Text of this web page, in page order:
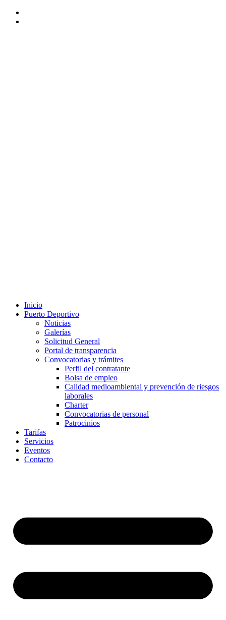
Inicio
Puerto Deportivo
Noticias
Galerías
Solicitud General
Portal de transparencia
Convocatorias y trámites
Perfil del contratante
Bolsa de empleo
Calidad medioambiental y prevención de riesgos
laborales
Charter
Convocatorias de personal
Patrocinios
Tarifas
Servicios
Eventos
Contacto